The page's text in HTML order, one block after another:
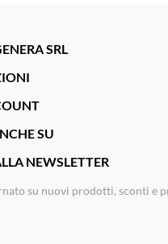
SRL
SU
NEWSLETTER
su nuovi prodotti, sconti e